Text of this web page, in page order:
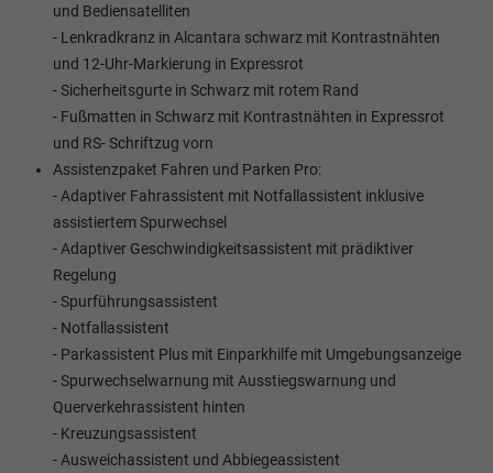
und Bediensatelliten
- Lenkradkranz in Alcantara schwarz mit Kontrastnähten
und 12-Uhr-Markierung in Expressrot
- Sicherheitsgurte in Schwarz mit rotem Rand
- Fußmatten in Schwarz mit Kontrastnähten in Expressrot
und RS- Schriftzug vorn
Assistenzpaket Fahren und Parken Pro:
- Adaptiver Fahrassistent mit Notfallassistent inklusive
assistiertem Spurwechsel
- Adaptiver Geschwindigkeitsassistent mit prädiktiver
Regelung
- Spurführungsassistent
- Notfallassistent
- Parkassistent Plus mit Einparkhilfe mit Umgebungsanzeige
- Spurwechselwarnung mit Ausstiegswarnung und
Querverkehrassistent hinten
- Kreuzungsassistent
- Ausweichassistent und Abbiegeassistent